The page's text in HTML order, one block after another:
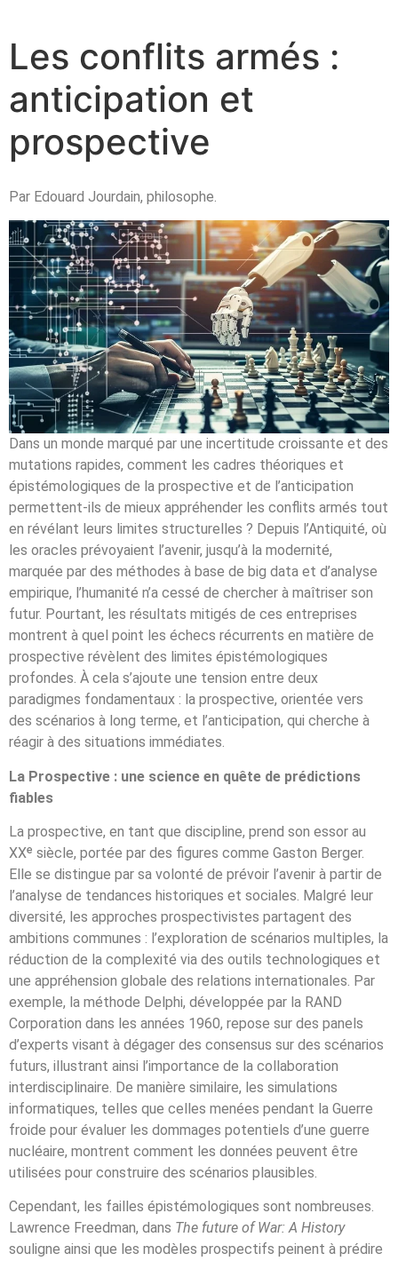
Les conflits armés :
anticipation et
prospective
Par Edouard Jourdain, philosophe.
Dans un monde marqué par une incertitude croissante et des
mutations rapides, comment les cadres théoriques et
épistémologiques de la prospective et de l’anticipation
permettent-ils de mieux appréhender les conflits armés tout
en révélant leurs limites structurelles ? Depuis l’Antiquité, où
les oracles prévoyaient l’avenir, jusqu’à la modernité,
marquée par des méthodes à base de big data et d’analyse
empirique, l’humanité n’a cessé de chercher à maîtriser son
futur. Pourtant, les résultats mitigés de ces entreprises
montrent à quel point les échecs récurrents en matière de
prospective révèlent des limites épistémologiques
profondes. À cela s’ajoute une tension entre deux
paradigmes fondamentaux : la prospective, orientée vers
des scénarios à long terme, et l’anticipation, qui cherche à
réagir à des situations immédiates.
La Prospective : une science en quête de prédictions
fiables
La prospective, en tant que discipline, prend son essor au
XXᵉ siècle, portée par des figures comme Gaston Berger.
Elle se distingue par sa volonté de prévoir l’avenir à partir de
l’analyse de tendances historiques et sociales. Malgré leur
diversité, les approches prospectivistes partagent des
ambitions communes : l’exploration de scénarios multiples, la
réduction de la complexité via des outils technologiques et
une appréhension globale des relations internationales. Par
exemple, la méthode Delphi, développée par la RAND
Corporation dans les années 1960, repose sur des panels
d’experts visant à dégager des consensus sur des scénarios
futurs, illustrant ainsi l’importance de la collaboration
interdisciplinaire. De manière similaire, les simulations
informatiques, telles que celles menées pendant la Guerre
froide pour évaluer les dommages potentiels d’une guerre
nucléaire, montrent comment les données peuvent être
utilisées pour construire des scénarios plausibles.
Cependant, les failles épistémologiques sont nombreuses.
Lawrence Freedman, dans The future of War: A History
souligne ainsi que les modèles prospectifs peinent à prédire